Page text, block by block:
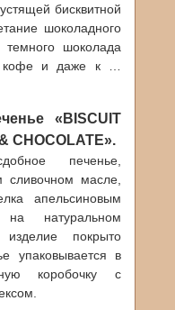
бисквитной
шоколадного
темного шоколада
кофе и даже к …
«BISCUIT
CHOCOLATE».
печенье,
сливочном масле,
апельсиновым
натуральном
покрыто
упаковывается в
коробочку с